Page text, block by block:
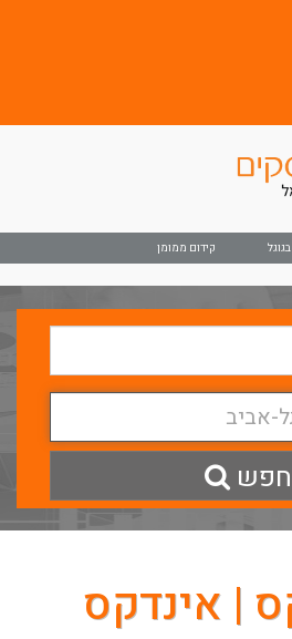
קידום ממומן
אביב
חפש
| אינדקס